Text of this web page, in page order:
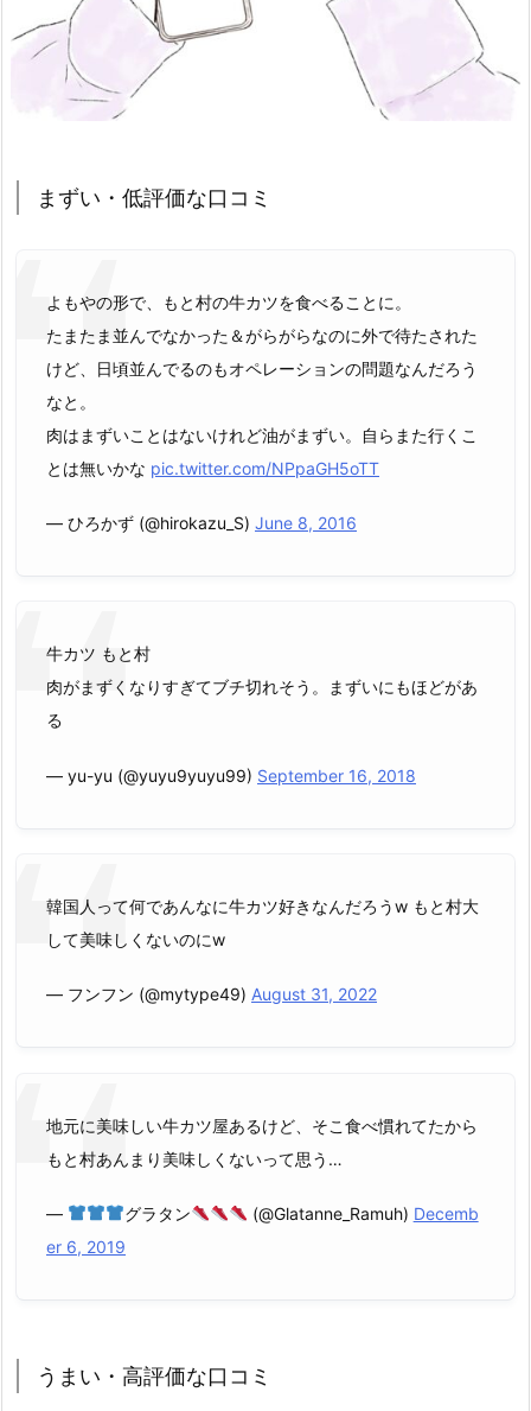
まずい・低評価な口コミ
よもやの形で、もと村の牛カツを食べることに。
たまたま並んでなかった＆がらがらなのに外で待たされた
けど、日頃並んでるのもオペレーションの問題なんだろう
なと。
肉はまずいことはないけれど油がまずい。自らまた行くこ
とは無いかな pic.twitter.com/NPpaGH5oTT
— ひろかず (@hirokazu_S) June 8, 2016
牛カツ もと村
肉がまずくなりすぎてブチ切れそう。まずいにもほどがあ
る
— yu-yu (@yuyu9yuyu99) September 16, 2018
韓国人って何であんなに牛カツ好きなんだろうw もと村大
して美味しくないのにw
— フンフン (@mytype49) August 31, 2022
地元に美味しい牛カツ屋あるけど、そこ食べ慣れてたから
もと村あんまり美味しくないって思う…
— グラタン (@Glatanne_Ramuh) Decemb
er 6, 2019
うまい・高評価な口コミ